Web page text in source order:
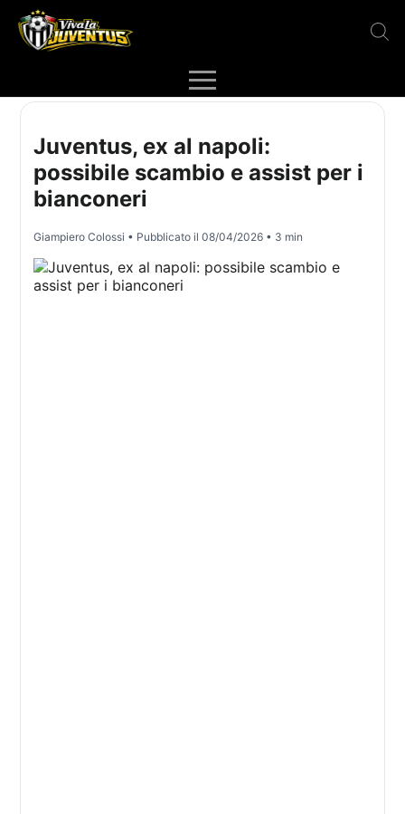
Juventus, ex al napoli:
possibile scambio e assist per i
bianconeri
Giampiero Colossi • Pubblicato il08/04/2026 • 3 min